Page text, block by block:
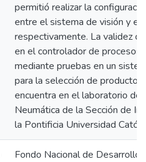
permitió realizar la
entre el sistema de visión y el
respectivamente. La validez
en el controlador de procesos
mediante pruebas en un
para la selección de
encuentra en el laboratorio de
Neumática de la Sección de
la Pontificia Universidad
Fondo Nacional de Desarrollo